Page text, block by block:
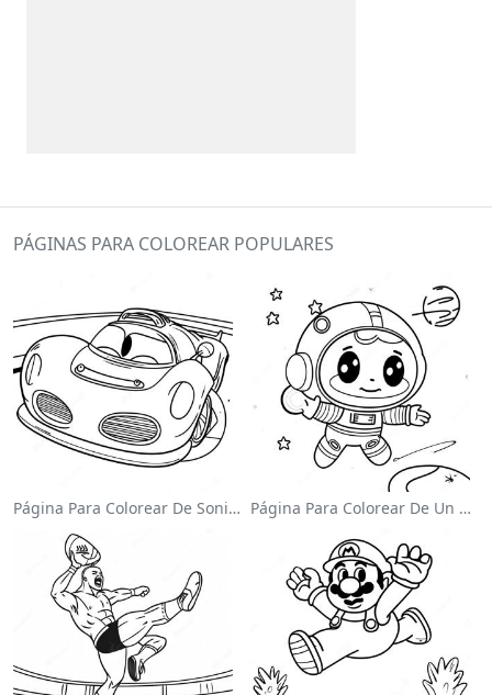
PÁGINAS PARA COLOREAR POPULARES
Página Para Colorear De Sonic El Velocista Página Para Colorear De Un Astronauta Lindo Flotando En El Espacio